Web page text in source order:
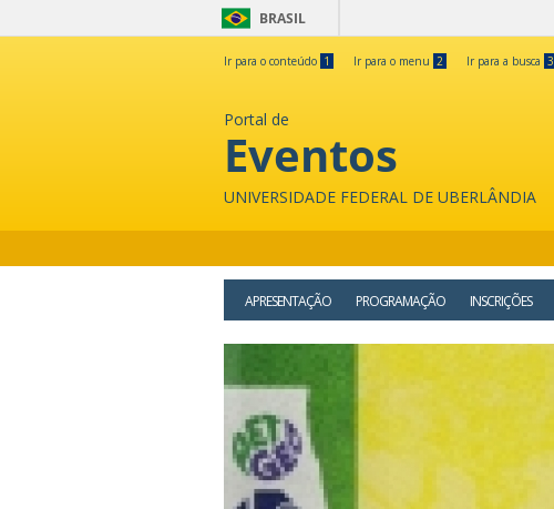
BRASIL
Ir para o conteúdo 1 Ir para o menu 2 Ir para a busca 3
Portal de
Eventos
UNIVERSIDADE FEDERAL DE UBERLÂNDIA
APRESENTAÇÃO PROGRAMAÇÃO INSCRIÇÕES